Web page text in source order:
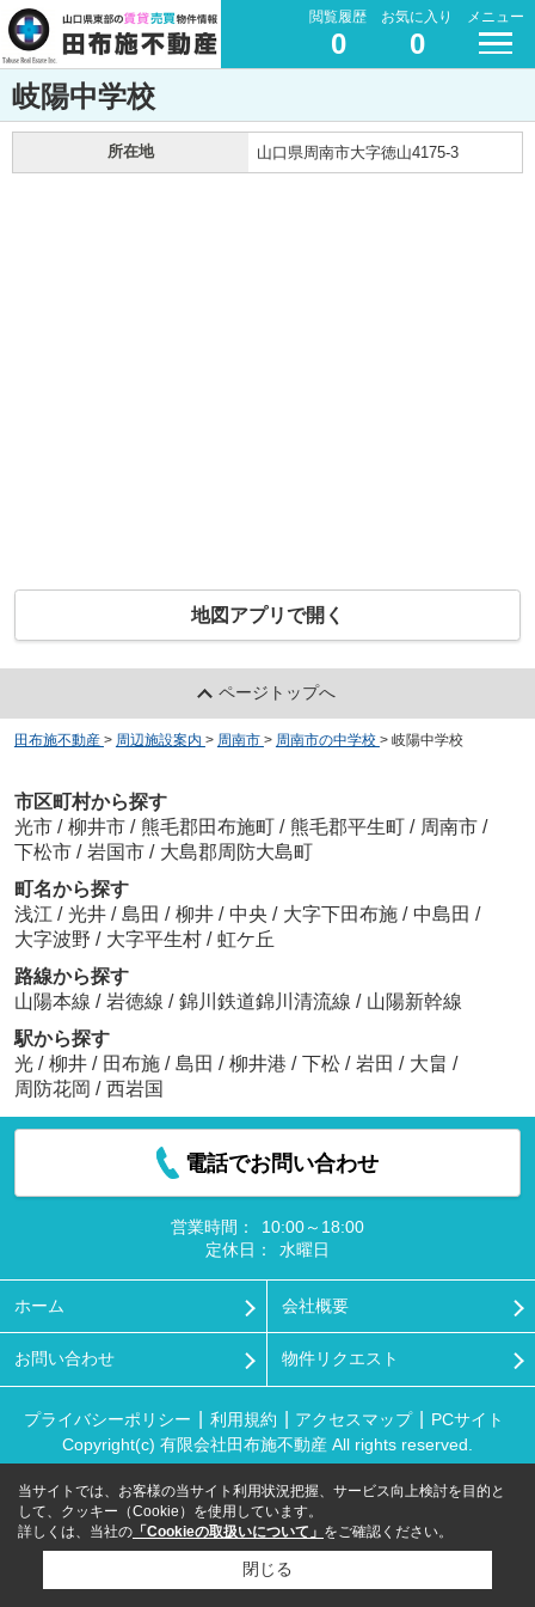
閲覧履歴
0
お気に入り
0
メニュー
岐陽中学校
所在地 山口県周南市大字徳山4175-3
地図アプリで開く
ページトップへ
田布施不動産 > 周辺施設案内 > 周南市 > 周南市の中学校 > 岐陽中学校
市区町村から探す
光市 / 柳井市 / 熊毛郡田布施町 / 熊毛郡平生町 / 周南市 /
下松市 / 岩国市 / 大島郡周防大島町
町名から探す
浅江 / 光井 / 島田 / 柳井 / 中央 / 大字下田布施 / 中島田 /
大字波野 / 大字平生村 / 虹ケ丘
路線から探す
山陽本線 / 岩徳線 / 錦川鉄道錦川清流線 / 山陽新幹線
駅から探す
光 / 柳井 / 田布施 / 島田 / 柳井港 / 下松 / 岩田 / 大畠 /
周防花岡 / 西岩国
電話でお問い合わせ
営業時間：
10:00～18:00
定休日：
水曜日
ホーム 会社概要
お問い合わせ 物件リクエスト
プライバシーポリシー 利用規約 アクセスマップ
PCサイト
Copyright(c) 有限会社田布施不動産 All rights reserved.
当サイトでは、お客様の当サイト利用状況把握、サービス向上検討を目的と
して、クッキー（Cookie）を使用しています。
詳しくは、当社の 「Cookieの取扱いについて」 をご確認ください。
閉じる